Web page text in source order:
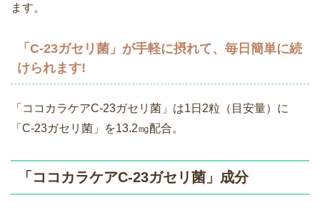
ます。
「C-23ガセリ菌」が手軽に摂れて、毎日簡単に続
けられます!
「ココカラケアC-23ガセリ菌」は1日2粒（目安量）に
「C-23ガセリ菌」を13.2㎎配合。
「ココカラケアC-23ガセリ菌」成分